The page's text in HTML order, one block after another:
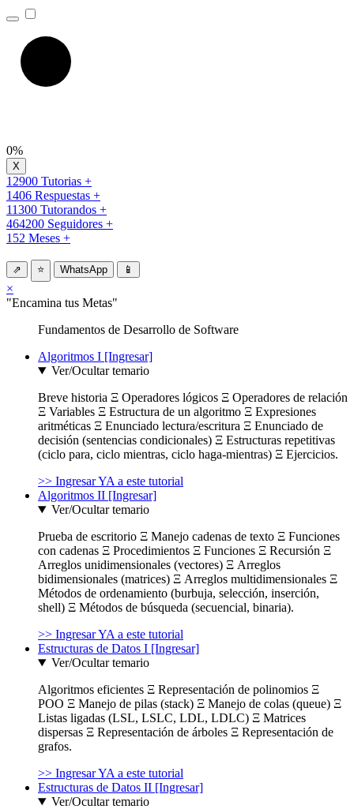
0%
12900 Tutorias +
1406 Respuestas +
11300 Tutorandos +
464200 Seguidores +
152 Meses +
⇗ ⭐ WhatsApp 📱
×
"Encamina tus Metas"
Fundamentos de Desarrollo de Software
Algoritmos I [Ingresar]
Ver/Ocultar temario
Breve historia Ξ Operadores lógicos Ξ Operadores de relación
Ξ Variables Ξ Estructura de un algoritmo Ξ Expresiones
aritméticas Ξ Enunciado lectura/escritura Ξ Enunciado de
decisión (sentencias condicionales) Ξ Estructuras repetitivas
(ciclo para, ciclo mientras, ciclo haga-mientras) Ξ Ejercicios.
>> Ingresar YA a este tutorial
Algoritmos II [Ingresar]
Ver/Ocultar temario
Prueba de escritorio Ξ Manejo cadenas de texto Ξ Funciones
con cadenas Ξ Procedimientos Ξ Funciones Ξ Recursión Ξ
Arreglos unidimensionales (vectores) Ξ Arreglos
bidimensionales (matrices) Ξ Arreglos multidimensionales Ξ
Métodos de ordenamiento (burbuja, selección, inserción,
shell) Ξ Métodos de búsqueda (secuencial, binaria).
>> Ingresar YA a este tutorial
Estructuras de Datos I [Ingresar]
Ver/Ocultar temario
Algoritmos eficientes Ξ Representación de polinomios Ξ
POO Ξ Manejo de pilas (stack) Ξ Manejo de colas (queue) Ξ
Listas ligadas (LSL, LSLC, LDL, LDLC) Ξ Matrices
dispersas Ξ Representación de árboles Ξ Representación de
grafos.
>> Ingresar YA a este tutorial
Estructuras de Datos II [Ingresar]
Ver/Ocultar temario